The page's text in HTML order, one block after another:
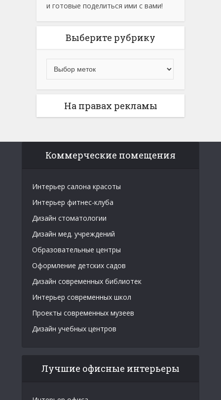
и готовые поделиться ими с вами!
Выберите рубрику
На правах рекламы
Коммерческие помещения
Интерьер салона красоты
Интерьер фитнес-клуба
Дизайн стоматологии
Дизайн мед. учреждений
Образовательные центры
Оформление детских садов
Дизайн современных библиотек
Интерьер современных школ
Проекты современных музеев
Дизайн учебных центров
Лучшие офисные интерьеры